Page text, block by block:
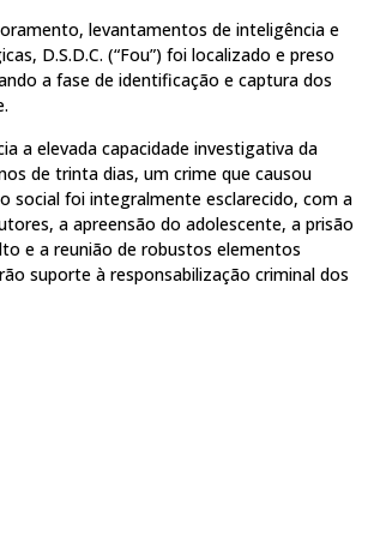
levantamentos de inteligência e
D.S.D.C. (“Fou”) foi localizado e preso
a fase de identificação e captura dos
a elevada capacidade investigativa da
de trinta dias, um crime que causou
social foi integralmente esclarecido, com a
a apreensão do adolescente, a prisão
e a reunião de robustos elementos
suporte à responsabilização criminal dos